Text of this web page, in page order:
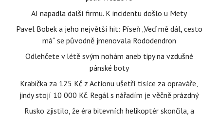
AI napadla další firmu. K incidentu došlo u Mety
Pavel Bobek a jeho největší hit: Píseň „Veď mě dál, cesto
má“ se původně jmenovala Rododendron
Odlehčete v létě svým nohám aneb tipy na vzdušné
pánské boty
Krabička za 125 Kč z Actionu ušetří tisíce za opraváře,
jindy stojí 10 000 Kč. Regál s nářadím je věčně prázdný
Rusko zjistilo, že éra bitevních helikoptér skončila, a